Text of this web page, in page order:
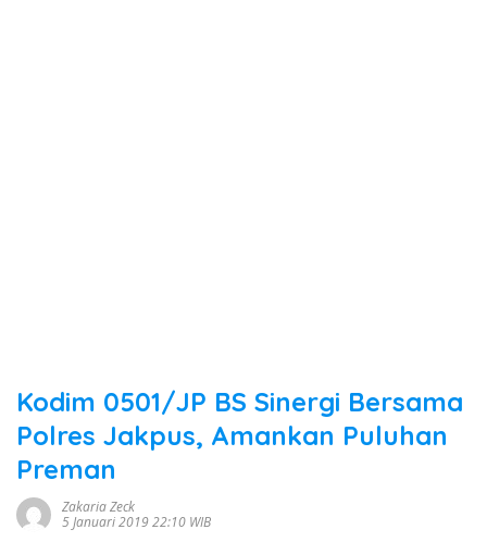
Kodim 0501/JP BS Sinergi Bersama
Polres Jakpus, Amankan Puluhan
Preman
Zakaria Zeck
5 Januari 2019 22:10 WIB